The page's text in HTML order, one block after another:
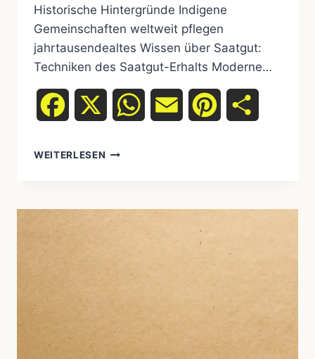
Historische Hintergründe Indigene
Gemeinschaften weltweit pflegen
jahrtausendealtes Wissen über Saatgut:
Techniken des Saatgut-Erhalts Moderne…
Facebook WhatsAppEmail Pinterest
WEITERLESEN
&
INDIGENE
LANDWIRTSCHAFT